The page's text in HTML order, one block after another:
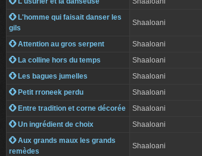
 L'homme qui faisait danser les
gils
Shaaloani
 Attention au gros serpent Shaaloani
 La colline hors du temps
Shaaloani
 Les bagues jumelles
Shaaloani
 Petit rroneek perdu
Shaaloani
 Entre tradition et corne décorée
Shaaloani
 Un ingrédient de choix
Shaaloani
 Aux grands maux les grands
remèdes
Shaaloani